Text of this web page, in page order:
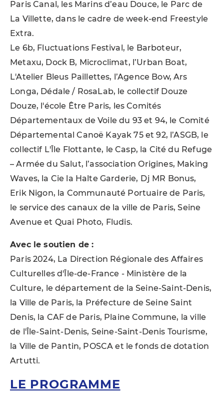
Paris Canal, les Marins d’eau Douce, le Parc de
La Villette, dans le cadre de week-end Freestyle
Extra.
Le 6b, Fluctuations Festival, le Barboteur,
Metaxu, Dock B, Microclimat, l’Urban Boat,
L'Atelier Bleus Paillettes, l’Agence Bow, Ars
Longa, Dédale / RosaLab, le collectif Douze
Douze, l'école Être Paris, les Comités
Départementaux de Voile du 93 et 94, le Comité
Départemental Canoë Kayak 75 et 92, l’ASGB, le
collectif L'Île Flottante, le Casp, la Cité du Refuge
– Armée du Salut, l’association Origines, Making
Waves, la Cie la Halte Garderie, Dj MR Bonus,
Erik Nigon, la Communauté Portuaire de Paris,
le service des canaux de la ville de Paris, Seine
Avenue et Quai Photo, Fludis.
Avec le soutien de :
Paris 2024, La Direction Régionale des Affaires
Culturelles d'Île-de-France - Ministère de la
Culture, le département de la Seine-Saint-Denis,
la Ville de Paris, la Préfecture de Seine Saint
Denis, la CAF de Paris, Plaine Commune, la ville
de l'Île-Saint-Denis, Seine-Saint-Denis Tourisme,
la Ville de Pantin, POSCA et le fonds de dotation
Artutti.
LE PROGRAMME